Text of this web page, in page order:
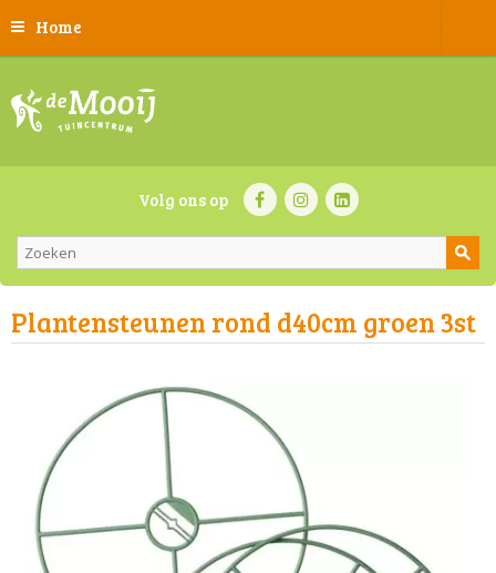
Home
Volg ons op
Plantensteunen rond d40cm groen 3st